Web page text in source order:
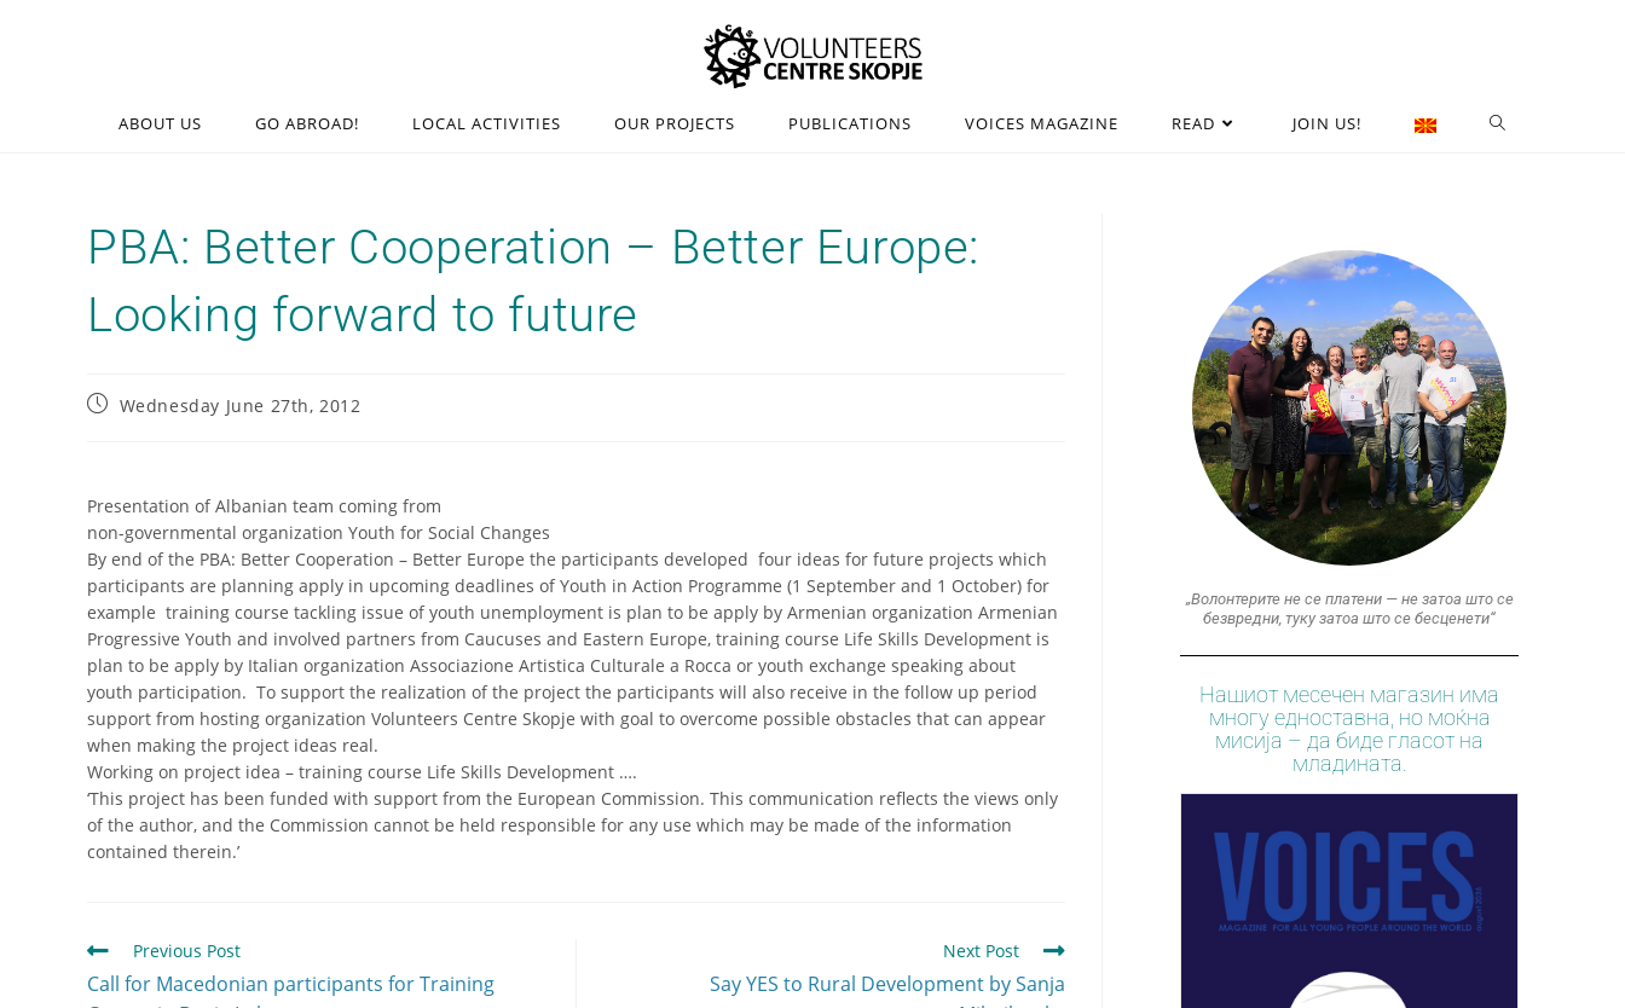
ABOUT US GO ABROAD! LOCAL ACTIVITIES OUR PROJECTS PUBLICATIONS VOICES MAGAZINE READ JOIN US!
PBA: Better Cooperation – Better Europe:
Looking forward to future
Wednesday June 27th, 2012
Presentation of Albanian team coming from
non-governmental organization Youth for Social Changes
By end of the PBA: Better Cooperation – Better Europe the participants developed four ideas for future projects which
participants are planning apply in upcoming deadlines of Youth in Action Programme (1 September and 1 October) for
example training course tackling issue of youth unemployment is plan to be apply by Armenian organization Armenian
Progressive Youth and involved partners from Caucuses and Eastern Europe, training course Life Skills Development is
plan to be apply by Italian organization Associazione Artistica Culturale a Rocca or youth exchange speaking about
youth participation. To support the realization of the project the participants will also receive in the follow up period
support from hosting organization Volunteers Centre Skopje with goal to overcome possible obstacles that can appear
when making the project ideas real.
Working on project idea – training course Life Skills Development ….
‘This project has been funded with support from the European Commission. This communication reflects the views only
of the author, and the Commission cannot be held responsible for any use which may be made of the information
contained therein.’
Previous Post
Call for Macedonian participants for Training
Next Post
Say YES to Rural Development by Sanja
„Волонтерите не се платени — не затоа што се
безвредни, туку затоа што се бесценети“
Нашиот месечен магазин има
многу едноставна, но моќна
мисија – да биде гласот на
младината.